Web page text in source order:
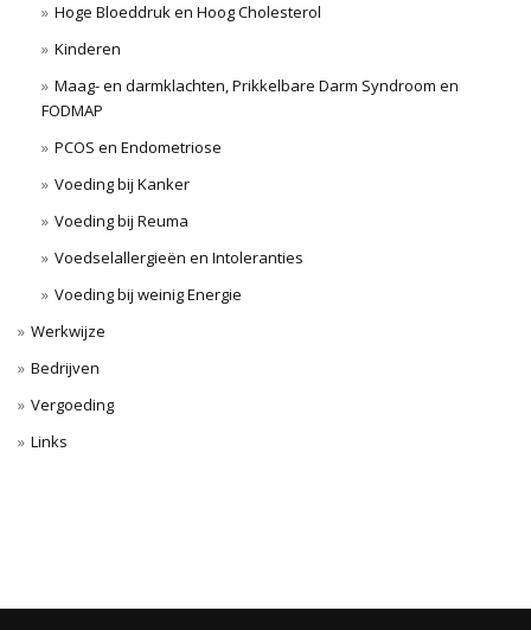
Hoge Bloeddruk en Hoog Cholesterol
Kinderen
Maag- en darmklachten, Prikkelbare Darm Syndroom en
FODMAP
PCOS en Endometriose
Voeding bij Kanker
Voeding bij Reuma
Voedselallergieën en Intoleranties
Voeding bij weinig Energie
Werkwijze
Bedrijven
Vergoeding
Links